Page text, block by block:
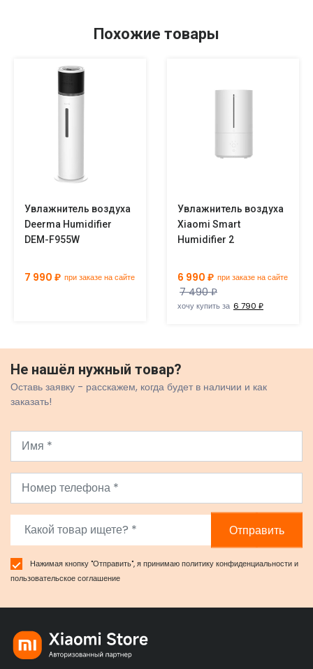
Похожие товары
Увлажнитель воздуха
Deerma Humidifier
DEM-F955W
7 990 ₽ при заказе на сайте
Увлажнитель воздуха
Xiaomi Smart
Humidifier 2
6 990 ₽ при заказе на сайте
7 490 ₽
хочу купить за 6 790 ₽
Не нашёл нужный товар?
Оставь заявку - расскажем, когда будет в наличии и как
заказать!
Отправить
Нажимая кнопку "Отправить", я принимаюполитику конфиденциальностии
пользовательское соглашение